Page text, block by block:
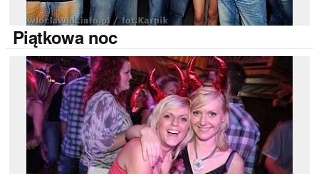
Piątkowanoc